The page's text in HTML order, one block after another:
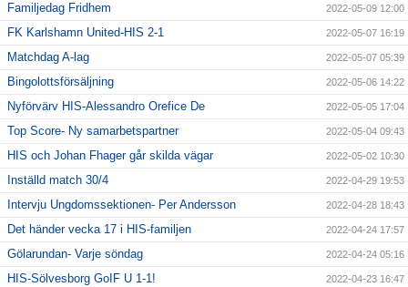
Familjedag Fridhem 2022-05-09 12:00
FK Karlshamn United-HIS 2-1 2022-05-07 16:19
Matchdag A-lag 2022-05-07 05:39
Bingolottsförsäljning 2022-05-06 14:22
Nyförvärv HIS-Alessandro Orefice De 2022-05-05 17:04
Top Score- Ny samarbetspartner 2022-05-04 09:43
HIS och Johan Fhager går skilda vägar 2022-05-02 10:30
Inställd match 30/4 2022-04-29 19:53
Intervju Ungdomssektionen- Per Andersson 2022-04-28 18:43
Det händer vecka 17 i HIS-familjen 2022-04-24 17:57
Gölarundan- Varje söndag 2022-04-24 05:16
HIS-Sölvesborg GoIF U 1-1! 2022-04-23 16:47